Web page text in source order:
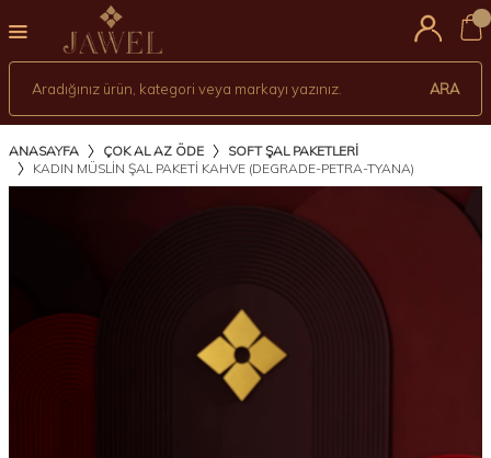
ARA
ANASAYFA ÇOK AL AZ ÖDE
SOFT ŞAL PAKETLERI
KADIN MÜSLIN ŞAL PAKETI KAHVE (DEGRADE-PETRA-TYANA)